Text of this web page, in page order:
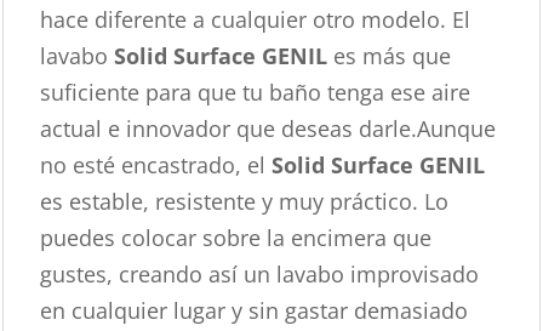
hace diferente a cualquier otro modelo. El
lavaboSolid Surface GENIL es más que
suficiente para que tu baño tenga ese aire
actual e innovador que deseas darle.Aunque
no esté encastrado, elSolid Surface GENIL
es estable, resistente y muy práctico. Lo
puedes colocar sobre la encimera que
gustes, creando así un lavabo improvisado
en cualquier lugar y sin gastar demasiado